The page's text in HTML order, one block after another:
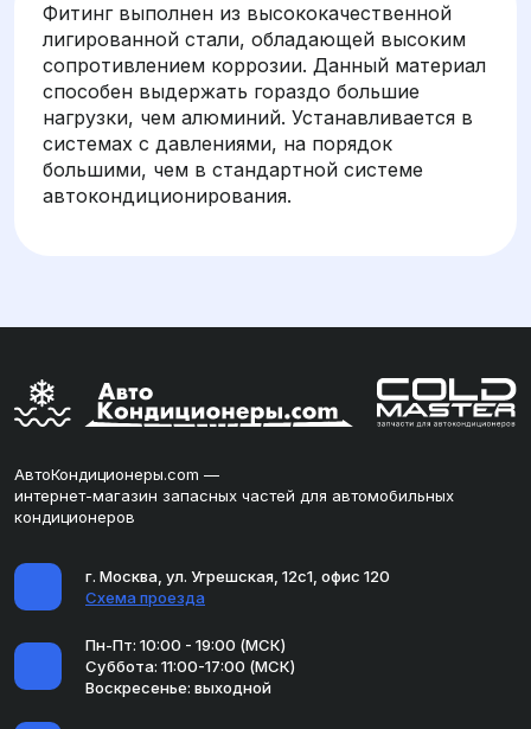
Фитинг выполнен из высококачественной
лигированной стали, обладающей высоким
сопротивлением коррозии. Данный материал
способен выдержать гораздо большие
нагрузки, чем алюминий. Устанавливается в
системах с давлениями, на порядок
большими, чем в стандартной системе
автокондиционирования.
АвтоКондиционеры.com —
интернет-магазин запасных частей для автомобильных
кондиционеров
г. Москва, ул. Угрешская, 12с1, офис 120
Схема проезда
Пн-Пт: 10:00 - 19:00 (МСК)
Суббота: 11:00-17:00 (МСК)
Воскресенье: выходной